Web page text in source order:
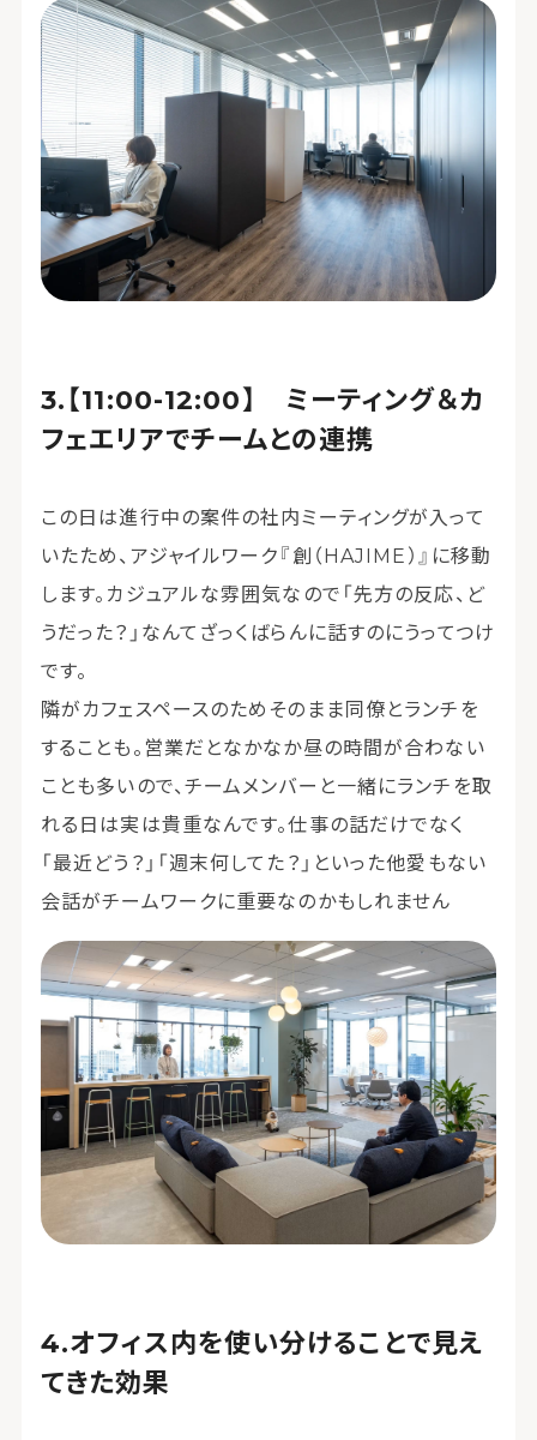
【11:00-12:00】 ミーティング＆カ
フェエリアでチームとの連携
この日は進行中の案件の社内ミーティングが入って
いたため、アジャイルワーク『創（HAJIME）』に移動
します。カジュアルな雰囲気なので「先方の反応、ど
うだった？」なんてざっくばらんに話すのにうってつけ
です。
隣がカフェスペースのためそのまま同僚とランチを
することも。営業だとなかなか昼の時間が合わない
ことも多いので、チームメンバーと一緒にランチを取
れる日は実は貴重なんです。仕事の話だけでなく
「最近どう？」「週末何してた？」といった他愛もない
会話がチームワークに重要なのかもしれません
オフィス内を使い分けることで見え
てきた効果